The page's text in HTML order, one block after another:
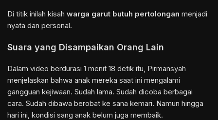
Di titik inilah kisah warga garut butuh pertolongan menjadi
nyata dan personal.
Suara yang Disampaikan Orang Lain
Dalam video berdurasi 1 menit 18 detik itu, Pirmansyah
menjelaskan bahwa anak mereka saat ini mengalami
gangguan kejiwaan. Sudah lama. Sudah dicoba berbagai
cara. Sudah dibawa berobat ke sana kemari. Namun hingga
hari ini, kondisi sang anak belum juga membaik.